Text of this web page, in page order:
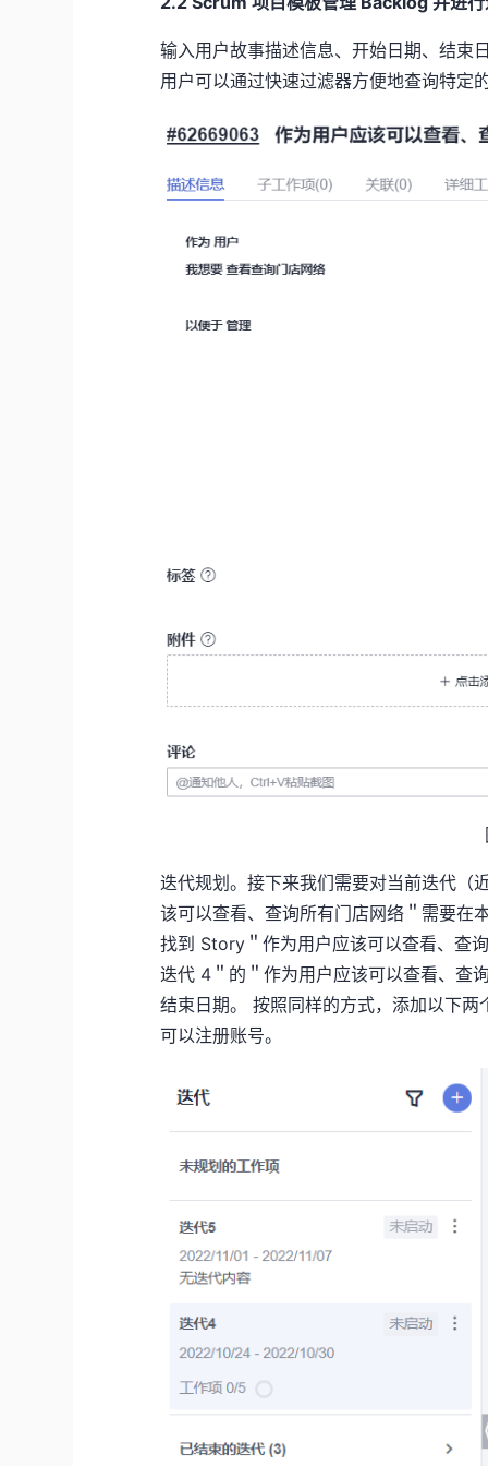
输入用户故事描述信息、开始日期、结束
用户可以通过快速过滤器方便地查询特定
迭代规划。接下来我们需要对当前迭代（
该可以查看、查询所有门店网络＂需要在
找到 Story＂作为用户应该可以查看、查
迭代 4＂的＂作为用户应该可以查看、查
结束日期。 按照同样的方式，添加以下
可以注册账号。